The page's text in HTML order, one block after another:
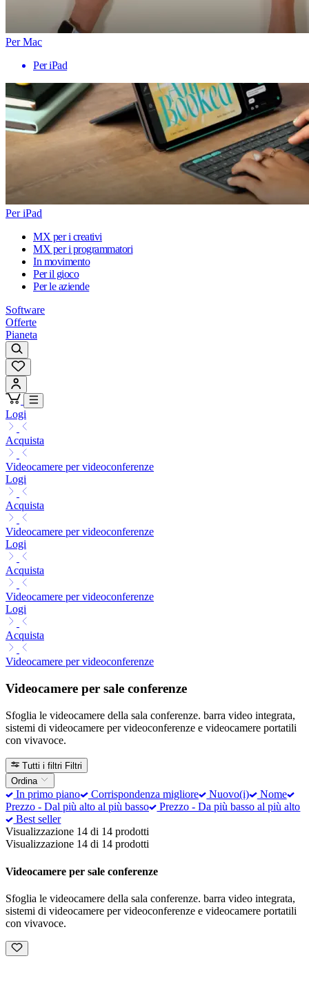
Per Mac
Per iPad
Per iPad
MX per i creativi
MX per i programmatori
In movimento
Per il gioco
Per le aziende
Software
Offerte
Pianeta
Logi
Acquista
Videocamere per videoconferenze
Logi
Acquista
Videocamere per videoconferenze
Logi
Acquista
Videocamere per videoconferenze
Logi
Acquista
Videocamere per videoconferenze
Videocamere per sale conferenze
Sfoglia le videocamere della sala conferenze. barra video integrata,
sistemi di videocamere per videoconferenze e videocamere portatili
con vivavoce.
Tutti i filtri Filtri
Ordina
In primo piano Corrispondenza migliore Nuovo(i)
Nome
Prezzo - Dal più alto al più basso
Prezzo - Da più basso al più alto
Best seller
Visualizzazione 14 di 14 prodotti
Visualizzazione 14 di 14 prodotti
Videocamere per sale conferenze
Sfoglia le videocamere della sala conferenze. barra video integrata,
sistemi di videocamere per videoconferenze e videocamere portatili
con vivavoce.